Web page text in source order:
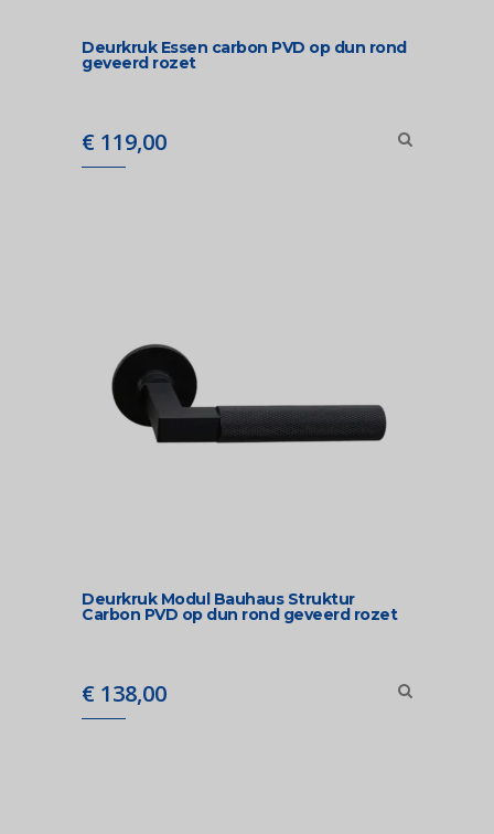
Deurkruk Essen carbon PVD op dun rond
geveerd rozet
€ 119,00
Deurkruk Modul Bauhaus Struktur
Carbon PVD op dun rond geveerd rozet
€ 138,00